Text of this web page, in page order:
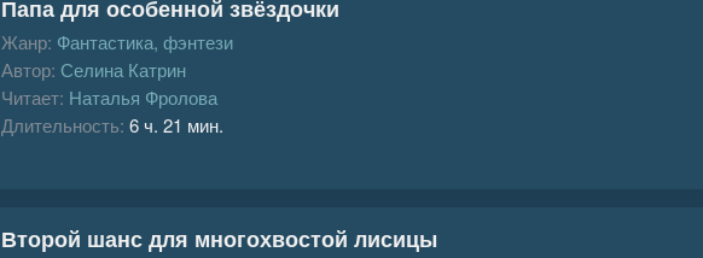
Папа для особенной звёздочки
Жанр: Фантастика, фэнтези
Автор: Селина Катрин
Читает: Наталья Фролова
Длительность: 6 ч. 21 мин.
Второй шанс для многохвостой лисицы